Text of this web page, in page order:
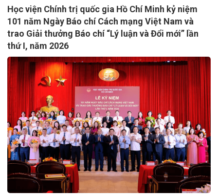
Học viện Chính trị quốc gia Hồ Chí Minh kỷ niệm
101 năm Ngày Báo chí Cách mạng Việt Nam và
trao Giải thưởng Báo chí “Lý luận và Đổi mới” lần
thứ I, năm 2026